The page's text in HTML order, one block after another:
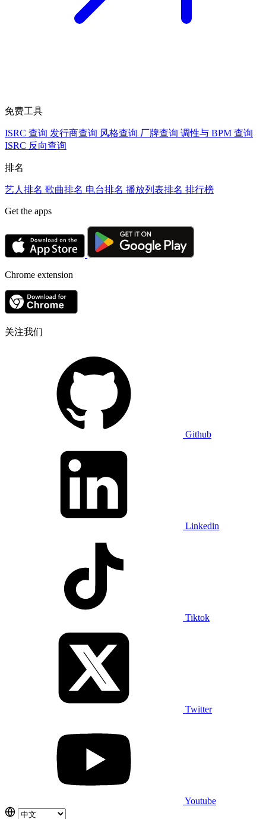
免费工具
ISRC 查询 发行商查询 风格查询 厂牌查询 调性与 BPM 查询
ISRC 反向查询
排名
艺人排名 歌曲排名 电台排名 播放列表排名 排行榜
Get the apps
Chrome extension
关注我们
Github
Linkedin
Tiktok
Twitter
Youtube